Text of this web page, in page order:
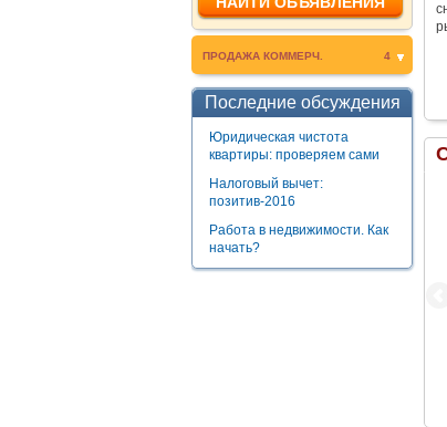
ПРОДАЖА КОММЕРЧ. 4
Последние обсуждения
Юридическая чистота
квартиры: проверяем сами
Налоговый вычет:
позитив-2016
Работа в недвижимости. Как
начать?